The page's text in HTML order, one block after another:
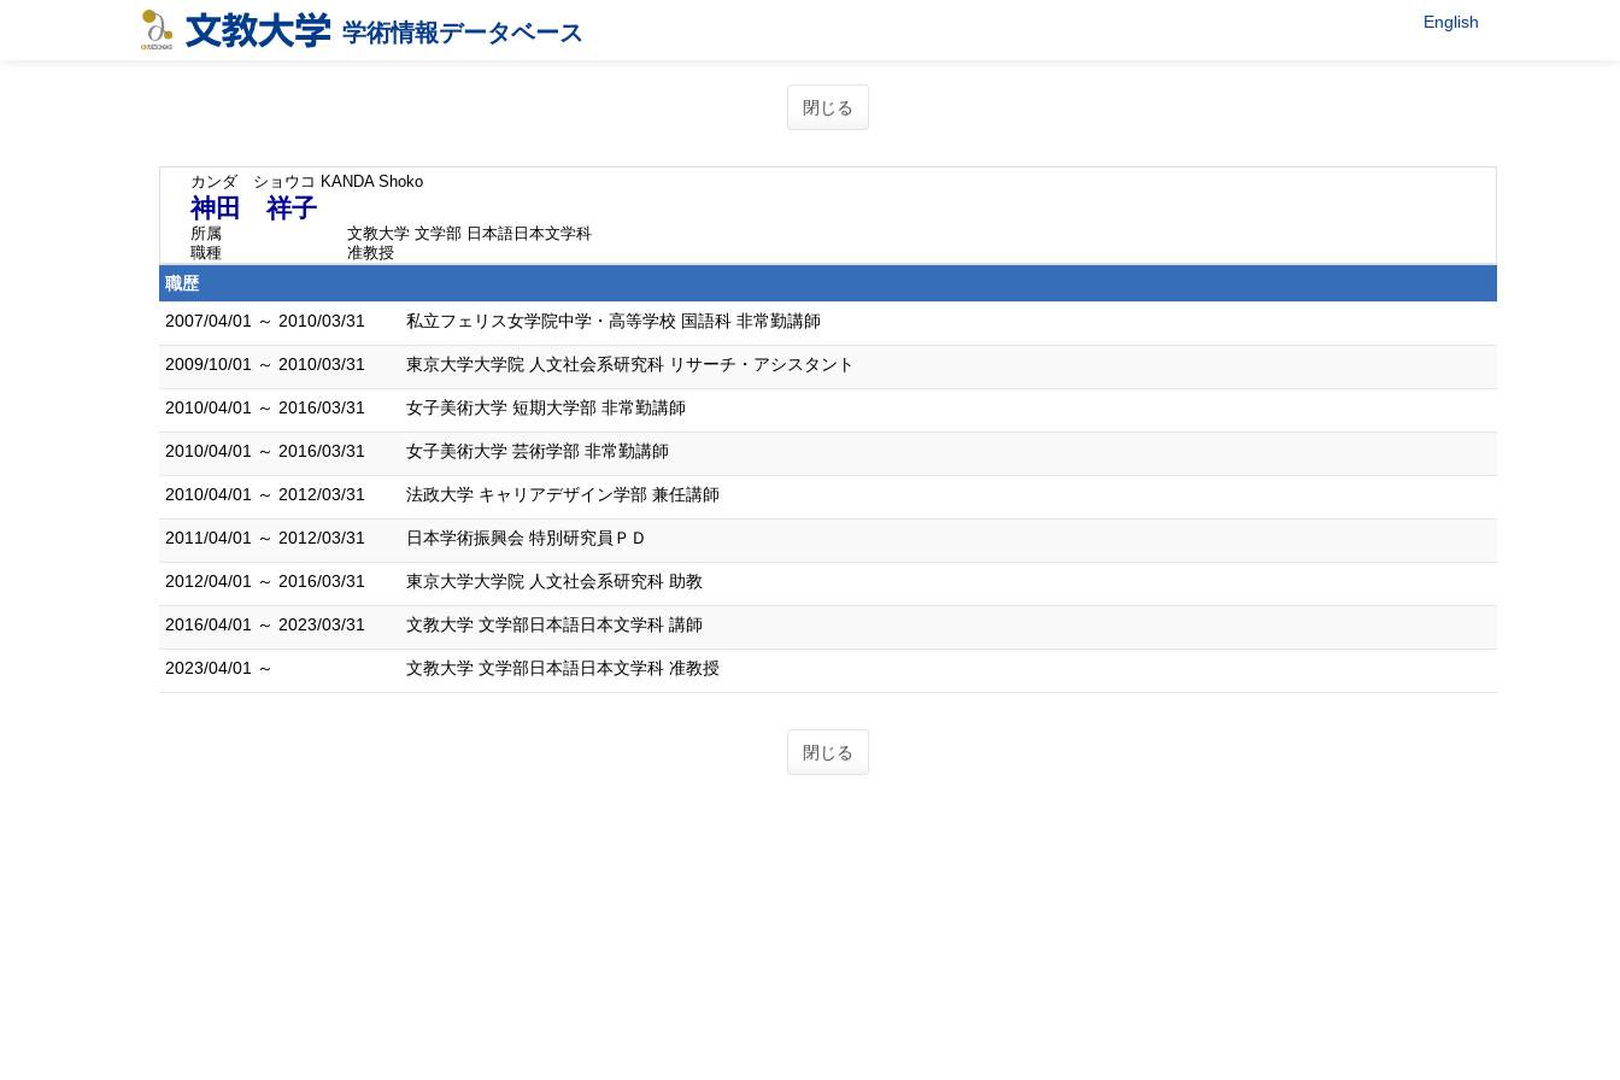
学術情報データベース English
閉じる
カンダ ショウコ KANDA Shoko
神田 祥子
所属
文教大学 文学部 日本語日本文学科
職種
准教授
職歴
2007/04/01 ～ 2010/03/31
私立フェリス女学院中学・高等学校 国語科 非常勤講師
2009/10/01 ～ 2010/03/31 東京大学大学院 人文社会系研究科 リサーチ・アシスタント
2010/04/01 ～ 2016/03/31 女子美術大学 短期大学部 非常勤講師
2010/04/01 ～ 2016/03/31 女子美術大学 芸術学部 非常勤講師
2010/04/01 ～ 2012/03/31 法政大学 キャリアデザイン学部 兼任講師
2011/04/01 ～ 2012/03/31 日本学術振興会 特別研究員ＰＤ
2012/04/01 ～ 2016/03/31 東京大学大学院 人文社会系研究科 助教
2016/04/01 ～ 2023/03/31 文教大学 文学部日本語日本文学科 講師
2023/04/01 ～ 文教大学 文学部日本語日本文学科 准教授
閉じる